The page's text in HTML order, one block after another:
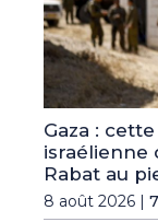
Gaza :
israélienne
Rabat au
8 août 2026 |